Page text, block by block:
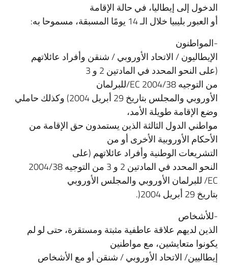
الدخول إلى إيطاليا، في حالة الإقامة
أو العبور بليبيا خلال الـ 14 يومًا المسبقة، مسموحا به:
-المواطنون
الإيطاليون / الاتحاد الأوروبي / شنقن وأفراد عائلاتهم
(على النحو المحدد في المادتين 2 و 3
من التوجيه 2004/38 EC/للبرلمان
الأوروبي والمجلس بتاريخ 29 أبريل 2004) وكذلك حاملي
وضع الإقامة طويلة الأمد،
مواطني الدول الثالثة الذين يستمدون حق الإقامة من
الأحكام الأوروبية الأخرى أو من
التشريعات الوطنية وأفراد عائلاتهم (على
النحو المحدد في المادتين 2 و 3 من التوجيه 2004/38
EC/ للبرلمان الأوروبي والمجلس الأوروبي
بتاريخ 29 أبريل 2004(.
-للأشخاص
الذين لديهم علاقة عاطفية مثبتة ومستقرة، حتى لو لم
يكونوا متعايشين، مع مواطنين
إيطاليين/ الاتحاد الأوروبي / شنقن أو مع الأشخاص